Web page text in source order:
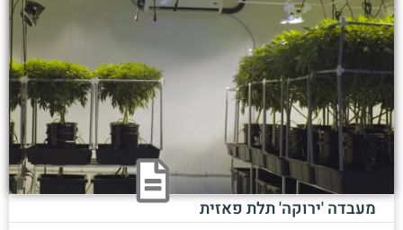
מעבדה 'ירוקה' תלת פאזית